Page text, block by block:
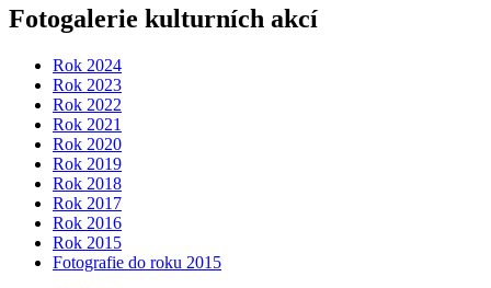
Fotogalerie kulturních akcí
Rok 2024
Rok 2023
Rok 2022
Rok 2021
Rok 2020
Rok 2019
Rok 2018
Rok 2017
Rok 2016
Rok 2015
Fotografie do roku 2015